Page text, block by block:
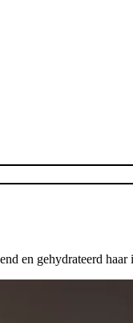
en gehydrateerd haar